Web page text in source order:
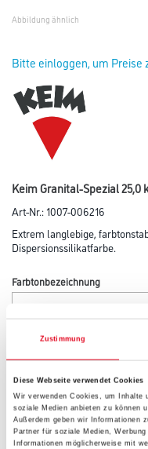
Zustimmung
Diese Webseite verwendet Cookies
Wir verwenden Cookies, um Inhalte
soziale Medien anbieten zu können
Außerdem geben wir Informationen
Partner für soziale Medien,
Informationen möglicherweise mit
Abbildung ähnlich
Bitte einloggen, um Preise
Keim Granital-Spezial 25,0
Art-Nr.:1007-006216
Extrem langlebige,
Dispersionssilikatfarbe.
Farbtonbezeichnung
Glanzgrad
Gebinde